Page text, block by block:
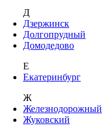
Д
Дзержинск
Долгопрудный
Домодедово
Е
Екатеринбург
Ж
Железнодорожный
Жуковский